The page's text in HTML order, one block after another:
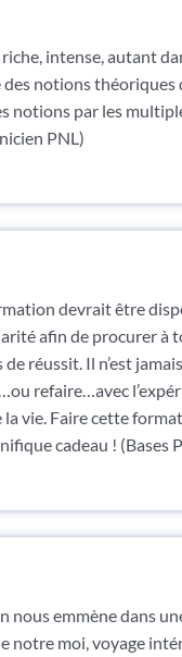
intense, autant
des notions théoriques
notions par les
PNL)
devrait être
afin de procurer à
de réussit. Il n’est
refaire…avec
vie. Faire cette
cadeau ! (Bases
nous emmène dans
notre moi, voyage